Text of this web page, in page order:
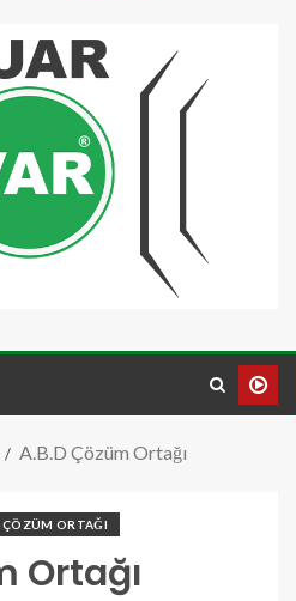
A.B.D Çözüm Ortağı
ÇÖZÜM ORTAĞI
Ortağı